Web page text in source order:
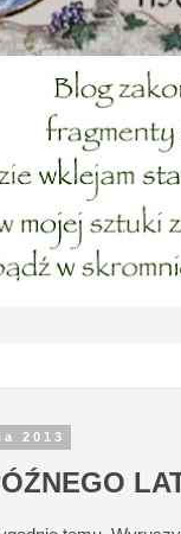
2013